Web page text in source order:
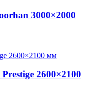
3000×2000
2600×2100